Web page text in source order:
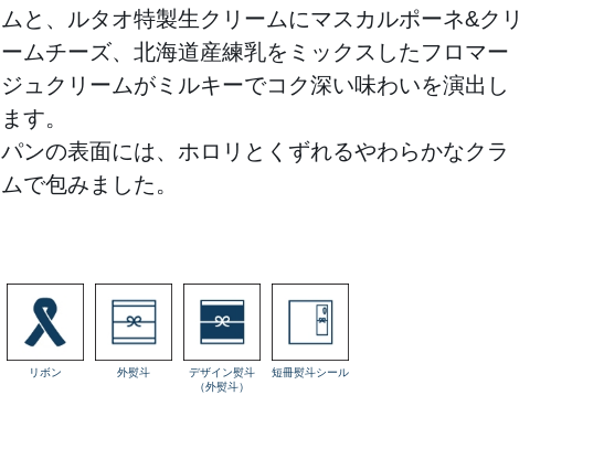
ムと、ルタオ特製生クリームにマスカルポーネ&クリ
ームチーズ、北海道産練乳をミックスしたフロマー
ジュクリームがミルキーでコク深い味わいを演出し
ます。
パンの表面には、ホロリとくずれるやわらかなクラ
ムで包みました。
リボン 外熨斗
デザイン熨斗
（外熨斗）
短冊熨斗シール